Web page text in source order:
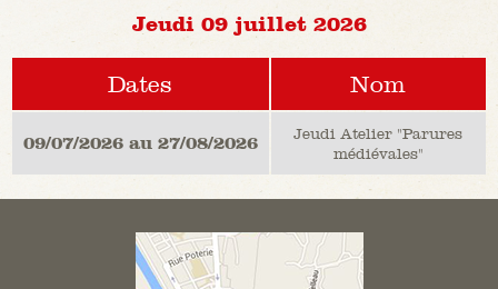
Jeudi 09 juillet 2026
Dates Nom
09/07/2026 au 27/08/2026
Jeudi Atelier "Parures
médiévales"